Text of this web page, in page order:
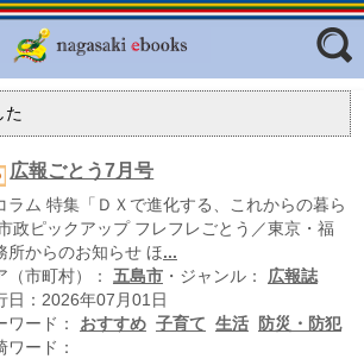
ジャンル
エリア
た
広報ごとう7月号
ラム 特集「ＤＸで進化する、これからの暮ら
政ピックアップ フレフレごとう／東京・福
所からのお知らせ ほ...
（市町村）： 五島市・ジャンル： 広報誌
日：2026年07月01日
ワード： おすすめ 子育て 生活
防災・防犯
ワード：
ロジェクト
）
れる方へ